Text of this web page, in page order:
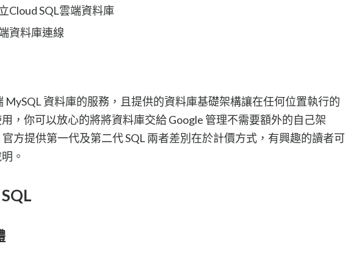
Cloud SQL雲端資料庫
資料庫連線
MySQL 資料庫的服務，且提供的資料庫基礎架構讓在任何位置執行的
，你可以放心的將將資料庫交給 Google 管理不需要額外的自己架
方提供第一代及第二代 SQL 兩者差別在於計價方式，有興趣的讀者可
。